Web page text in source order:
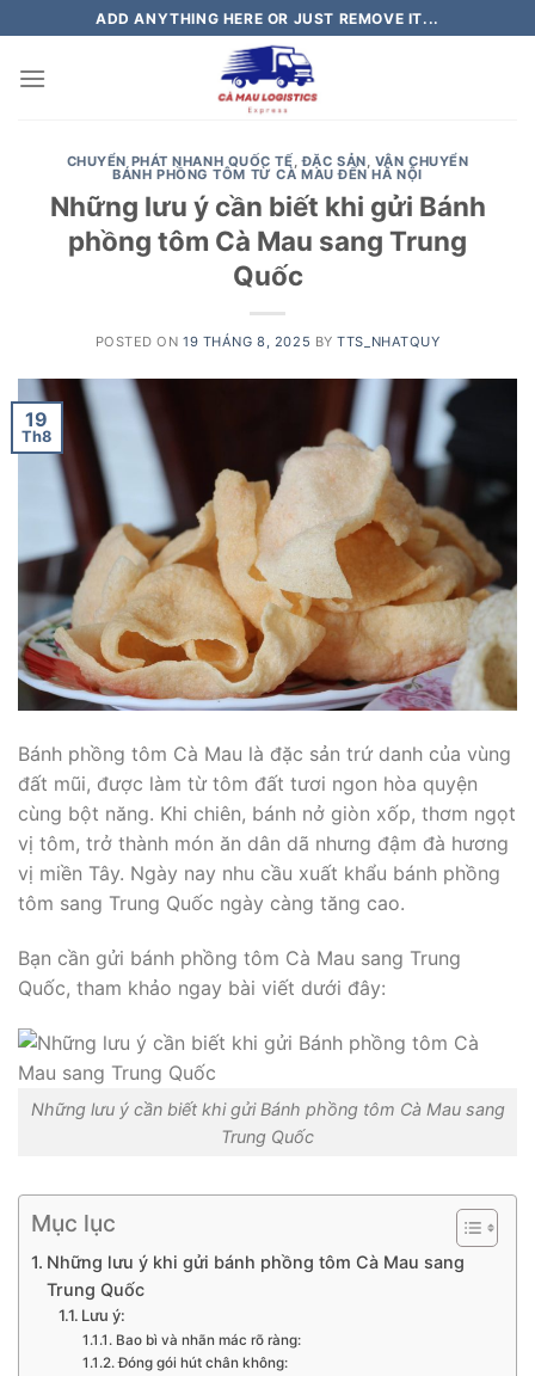
to
content
ADD ANYTHING HERE OR JUST REMOVE IT...
CHUYỂN PHÁT NHANH QUỐC TẾ,ĐẶC SẢN, VẬN CHUYỂN
BÁNH PHỒNG TÔM TỪ CÀ MAU ĐẾN HÀ NỘI
Những lưu ý cần biết khi gửi Bánh
phồng tôm Cà Mau sang Trung
Quốc
POSTED ON19 THÁNG 8, 2025 BYTTS_NHATQUY
19
Th8
Bánh phồng tôm Cà Mau là đặc sản trứ danh của vùng
đất mũi, được làm từ tôm đất tươi ngon hòa quyện
cùng bột năng. Khi chiên, bánh nở giòn xốp, thơm ngọt
vị tôm, trở thành món ăn dân dã nhưng đậm đà hương
vị miền Tây. Ngày nay nhu cầu xuất khẩu bánh phồng
tôm sang Trung Quốc ngày càng tăng cao.
Bạn cần gửi bánh phồng tôm Cà Mau sang Trung
Quốc, tham khảo ngay bài viết dưới đây:
Những lưu ý cần biết khi gửi Bánh phồng tôm Cà Mau sang
Trung Quốc
Mục lục
Những lưu ý khi gửi bánh phồng tôm Cà Mau sang
Trung Quốc
Lưu ý:
Bao bì và nhãn mác rõ ràng:
Đóng gói hút chân không: